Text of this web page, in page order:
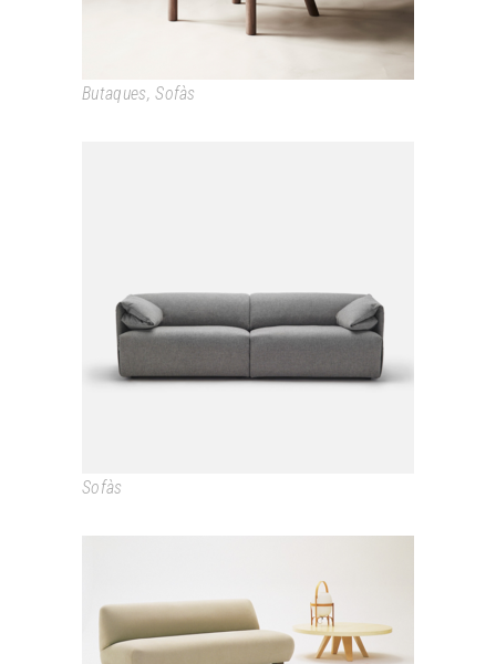
Butaques,Sofàs
WALLACE
Sofàs